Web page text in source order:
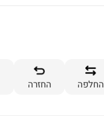
החלפה החזרה